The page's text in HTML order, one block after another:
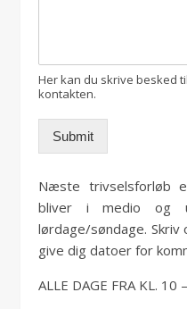
Her kan du skrive besked
kontakten.
Submit
Næste trivselsforløb er endnu ikke fastsat, men
bliver i medio og
lørdage/søndage. Skriv
give dig datoer for
ALLE DAGE FRA KL. 10